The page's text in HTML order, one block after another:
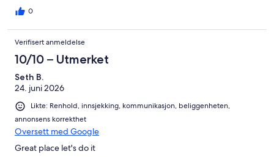
0
Verifisert anmeldelse
10/10 – Utmerket
Seth B.
24. juni 2026
Likte: Renhold, innsjekking, kommunikasjon, beliggenheten,
annonsens korrekthet
Oversett med Google
Great place let's do it